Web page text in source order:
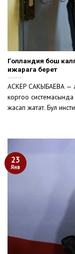
Голландия бош
ижарага берет
АСКЕР САКЫБАЕВА —
коргоо
жасап жатат. Бул
23
Янв